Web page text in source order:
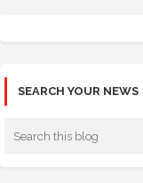
SEARCH YOUR NEWS